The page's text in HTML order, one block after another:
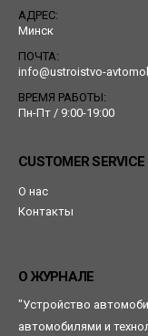
АДРЕС:
Минск
ПОЧТА:
info@ustroistvo-
ВРЕМЯ РАБОТЫ:
Пн-Пт / 9:00-19:00
CUSTOMER SERVICE
О нас
Контакты
О ЖУРНАЛЕ
"Устройство
автомобилями и